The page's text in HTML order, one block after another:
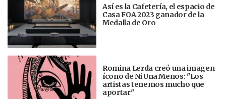
Así es la Cafetería, el espacio de
Casa FOA 2023 ganador de la
Medalla de Oro
Romina Lerda creó una imagen
ícono de Ni Una Menos: "Los
artistas tenemos mucho que
aportar"